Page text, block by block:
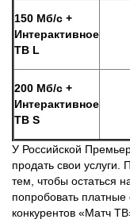
150 Мб/с +
Интерактивное
ТВ L
200 Мб/с +
Интерактивное
ТВ S
У Российской
продать свои
тем, чтобы остаться
попробовать
конкурентов «Матч